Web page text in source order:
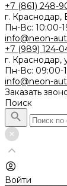
+7 (861) 248-
г. Краснодар,
Пн-Вс: 10:00-
info@neon-
+7 (989) 124-
г. Краснодар,
Пн-Вс: 09:00-
info@neon-
Заказать
Поиск
Войти